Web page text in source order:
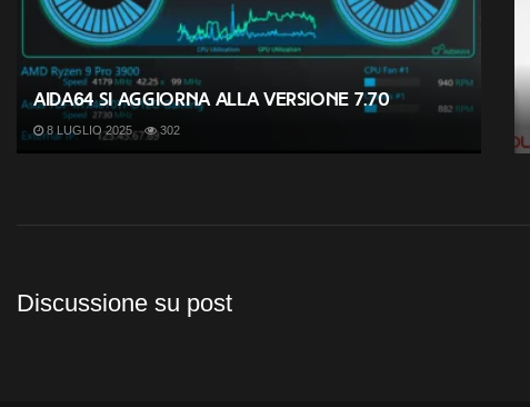
AIDA64 si aggiorna alla versione 7.70
8 LUGLIO 2025 302
Discussione su post